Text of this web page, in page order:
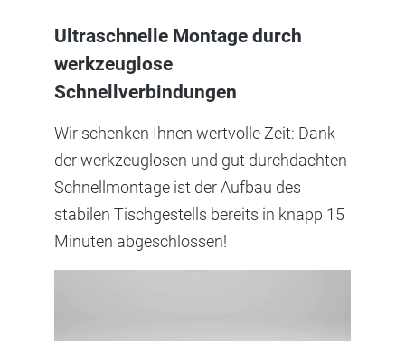
Ultraschnelle Montage durch
werkzeuglose
Schnellverbindungen
Wir schenken Ihnen wertvolle Zeit: Dank
der werkzeuglosen und gut durchdachten
Schnellmontage ist der Aufbau des
stabilen Tischgestells bereits in knapp 15
Minuten abgeschlossen!